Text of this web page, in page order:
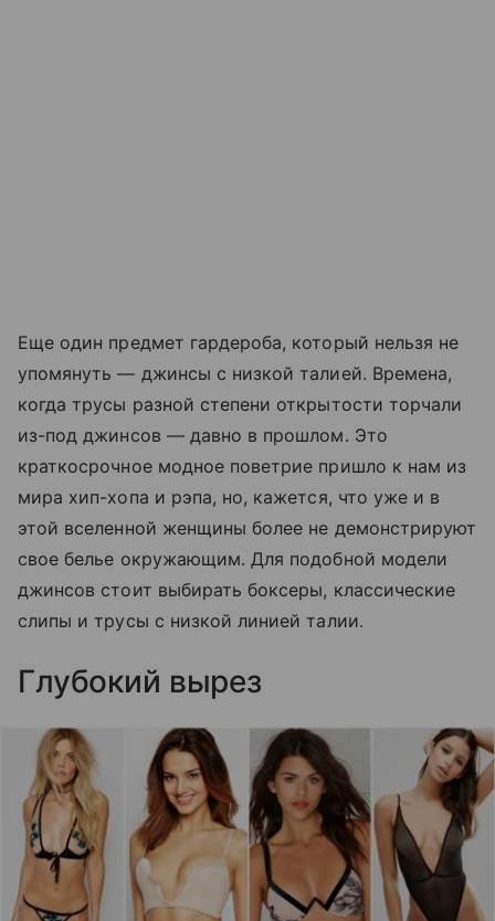
Еще один предмет гардероба, который нельзя не
упомянуть — джинсы с низкой талией. Времена,
когда трусы разной степени открытости торчали
из-под джинсов — давно в прошлом. Это
краткосрочное модное поветрие пришло к нам из
мира хип-хопа и рэпа, но, кажется, что уже и в
этой вселенной женщины более не демонстрируют
свое белье окружающим. Для подобной модели
джинсов стоит выбирать боксеры, классические
слипы и трусы с низкой линией талии.
Глубокий вырез